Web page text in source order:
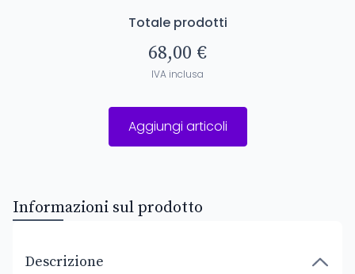
Totale prodotti
68,00 €
IVA inclusa
Aggiungi articoli
Informazioni sul prodotto
Descrizione